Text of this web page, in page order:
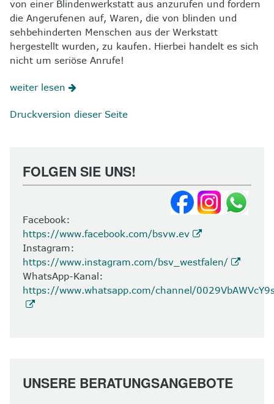
von einer Blindenwerkstatt aus anzurufen und fordern
die Angerufenen auf, Waren, die von blinden und
sehbehinderten Menschen aus der Werkstatt
hergestellt wurden, zu kaufen. Hierbei handelt es sich
nicht um seriöse Anrufe!
weiter lesen
Druckversion dieser Seite
FOLGEN SIE UNS!
Facebook:
https://www.facebook.com/bsvw.ev
Instagram:
https://www.instagram.com/bsv_westfalen/
WhatsApp-Kanal:
https://www.whatsapp.com/channel/
UNSERE BERATUNGSANGEBOTE